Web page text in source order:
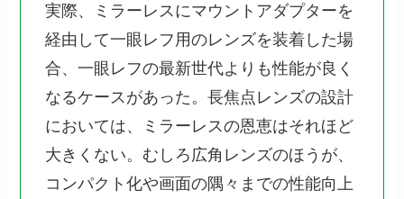
実際、ミラーレスにマウントアダプターを
経由して一眼レフ用のレンズを装着した場
合、一眼レフの最新世代よりも性能が良く
なるケースがあった。長焦点レンズの設計
においては、ミラーレスの恩恵はそれほど
大きくない。むしろ広角レンズのほうが、
コンパクト化や画面の隅々までの性能向上